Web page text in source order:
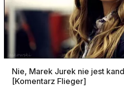
Nie, Marek Jurek nie jest
[Komentarz Flieger]